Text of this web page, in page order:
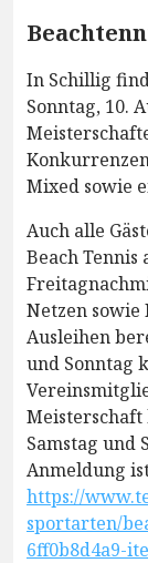
In Schillig
Sonntag, 10.
Mixed sowie
Auch alle
Beach
Netzen sowie
Ausleihen
und Sonntag
Meisterschaft
Samstag und
Anmeldung
https://
sportarten/
6ff0b8d4a9-